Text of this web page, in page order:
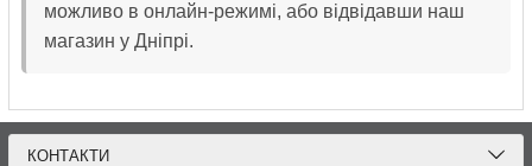
можливо в онлайн-режимі, або відвідавши наш
магазин у Дніпрі.
КОНТАКТИ